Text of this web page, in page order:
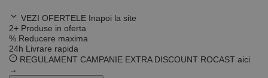
VEZI OFERTELE Inapoi la site
2+ Produse in oferta
% Reducere maxima
24h Livrare rapida
REGULAMENT CAMPANIE EXTRA DISCOUNT ROCAST aici
→